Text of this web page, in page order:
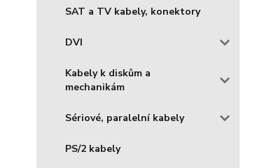
SAT a TV kabely, konektory
DVI
Kabely k diskům a
mechanikám
Sériové, paralelní kabely
PS/2 kabely